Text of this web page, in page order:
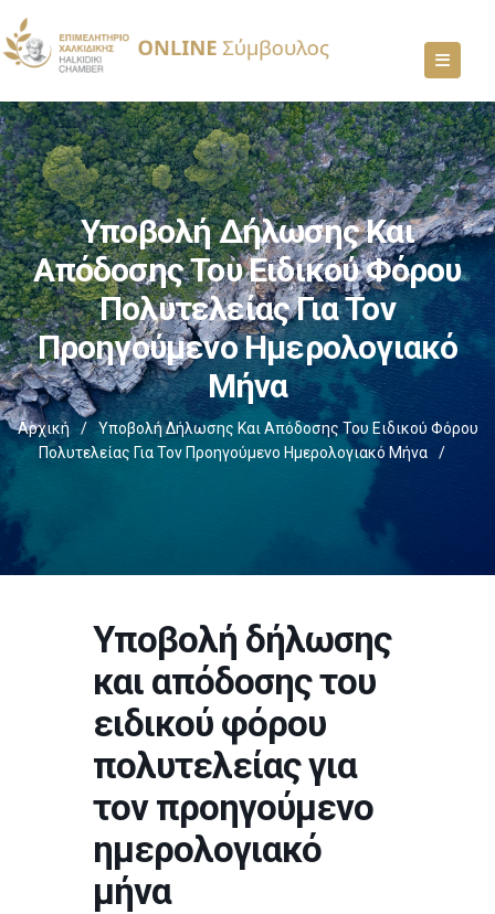
Υποβολή Δήλωσης Και
Απόδοσης Του Ειδικού Φόρου
Πολυτελείας Για Τον
Προηγούμενο Ημερολογιακό
Μήνα
Αρχική /
Υποβολή Δήλωσης Και Απόδοσης Του Ειδικού Φόρου
Πολυτελείας Για Τον Προηγούμενο Ημερολογιακό Μήνα
/
Υποβολή δήλωσης
και απόδοσης του
ειδικού φόρου
πολυτελείας για
τον προηγούμενο
ημερολογιακό
μήνα